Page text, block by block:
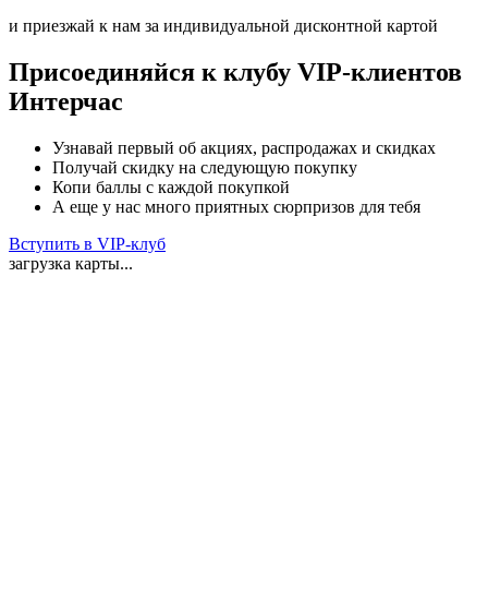
и приезжай к нам за индивидуальной дисконтной картой
Присоединяйся к клубу VIP-клиентов
Интерчас
Узнавай первый об акциях, распродажах и скидках
Получай скидку на следующую покупку
Копи баллы с каждой покупкой
А еще у нас много приятных сюрпризов для тебя
Вступить в VIP-клуб
загрузка карты...